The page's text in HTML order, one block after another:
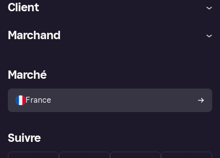
Client
Explorez les magasins
Politique de protection de
l’acheteur Klarna
Marchand
Portail Marchand
Marché
France
Suivre